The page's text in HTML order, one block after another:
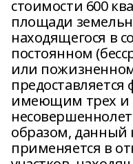
стоимости 600
площади
находящегося в
постоянном
или
имеющим трех и
образом, данный
применяется в